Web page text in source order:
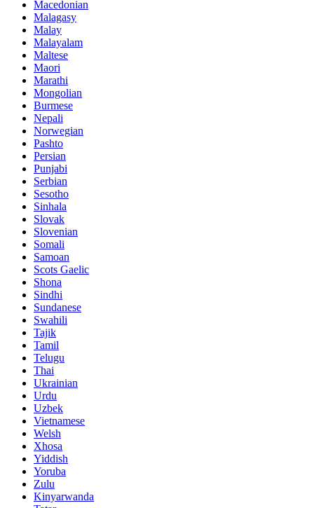
Macedonian
Malagasy
Malay
Malayalam
Maltese
Maori
Marathi
Mongolian
Burmese
Nepali
Norwegian
Pashto
Persian
Punjabi
Serbian
Sesotho
Sinhala
Slovak
Slovenian
Somali
Samoan
Scots Gaelic
Shona
Sindhi
Sundanese
Swahili
Tajik
Tamil
Telugu
Thai
Ukrainian
Urdu
Uzbek
Vietnamese
Welsh
Xhosa
Yiddish
Yoruba
Zulu
Kinyarwanda